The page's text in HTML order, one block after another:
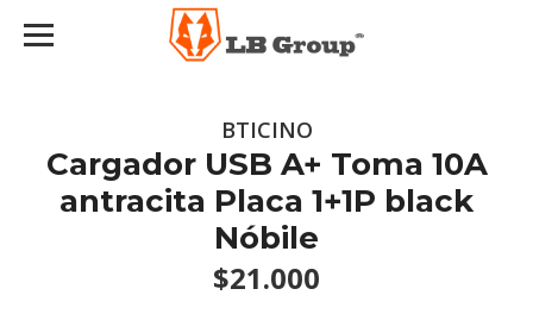
BTICINO
Cargador USB A+ Toma 10A
antracita Placa 1+1P black
Nóbile
$21.000